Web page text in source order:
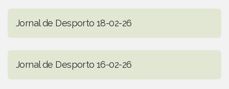
Jornal de Desporto 18-02-26
Jornal de Desporto 16-02-26